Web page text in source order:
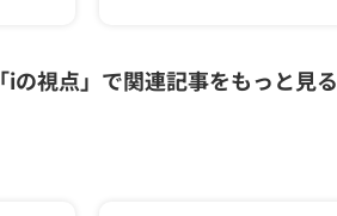
「iの視点」で関連記事をもっと見る